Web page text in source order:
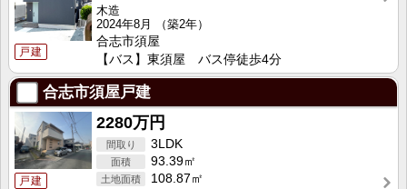
戸建
木造
2024年8月
（築2年）
合志市須屋
【バス】東須屋 バス停徒歩4分
合志市須屋戸建
戸建
2280万円
3LDK
93.39㎡
108.87㎡